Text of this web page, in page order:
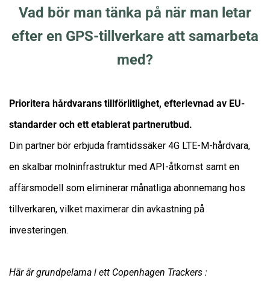
Vad bör man tänka på när man letar
efter en GPS-tillverkare att samarbeta
med?
Prioritera hårdvarans tillförlitlighet, efterlevnad av EU-
standarder och ett etablerat partnerutbud.
Din partner bör erbjuda framtidssäker 4G LTE-M-hårdvara,
en skalbar molninfrastruktur med API-åtkomst samt en
affärsmodell som eliminerar månatliga abonnemang hos
tillverkaren, vilket maximerar din avkastning på
investeringen.
Här är grundpelarna i ett Copenhagen Trackers :